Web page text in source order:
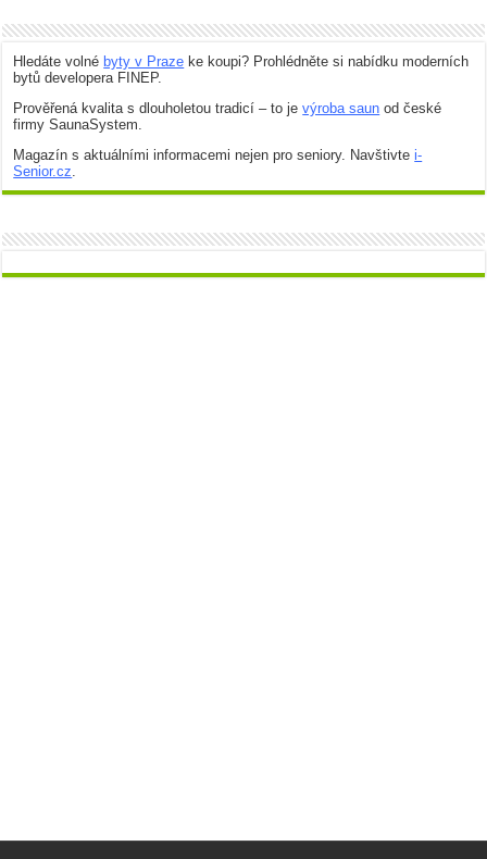
Hledáte volné byty v Praze ke koupi? Prohlédněte si nabídku moderních
bytů developera FINEP.
Prověřená kvalita s dlouholetou tradicí – to jevýroba saun od české
firmy SaunaSystem.
Magazín s aktuálními informacemi nejen pro seniory. Navštivtei-
Senior.cz.